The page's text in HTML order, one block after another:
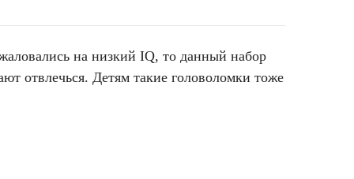
на низкий IQ, то данный набор
отвлечься. Детям такие головоломки тоже